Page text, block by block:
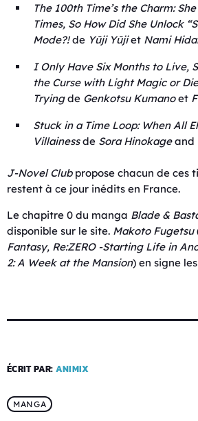
The 100th Time’s the Charm:
Times, So How Did She Unlock
Mode?!de Yūji Yūjiet Nami
I Only Have Six Months to Live,
the Curse with Light Magic or Die
Tryingde Genkotsu Kumanoet
Stuck in a Time Loop: When All
Villainessde Sora Hinokageand
J-Novel Clubpropose chacun de ces
restent à ce jour inédits en France.
Le chapitre 0 du manga Blade &
disponible sur le site. Makoto Fugetsu
Fantasy, Re:ZERO -Starting Life in
2: A Week at the Mansion) en signe
ÉCRIT PAR: ANIMIX
MANGA